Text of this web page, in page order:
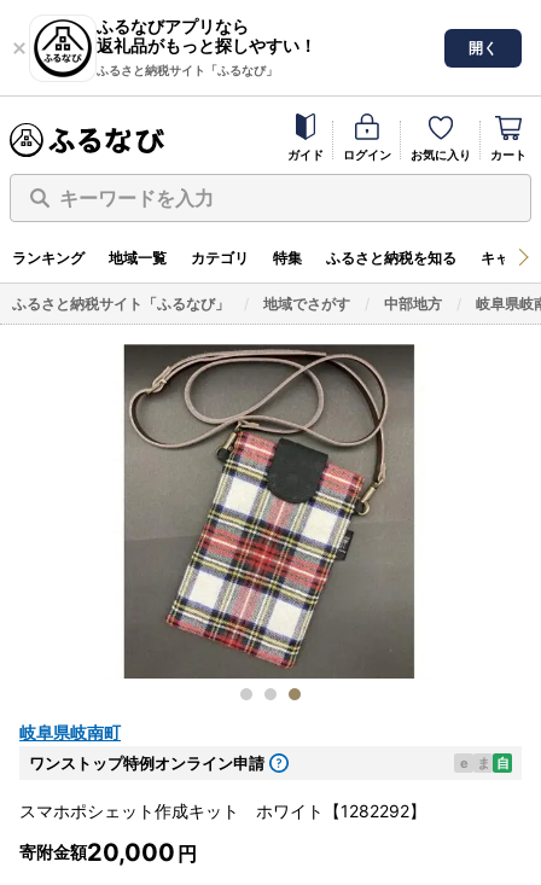
ふるなびアプリなら
返礼品がもっと探しやすい！
ふるさと納税サイト「ふるなび」
開く
ガイド ログイン お気に入り カート
キーワードを入力
ランキング 地域一覧 カテゴリ 特集 ふるさと納税を知る キャン
ふるさと納税サイト「ふるなび」 地域でさがす 中部地方 岐阜県岐
岐阜県岐南町
ワンストップ特例オンライン申請 e ま 自
スマホポシェット作成キット ホワイト【1282292】
寄附金額20,000